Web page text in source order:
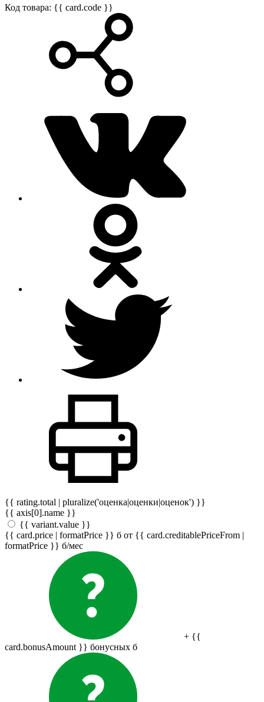
Код товара: {{ card.code }}
{{ rating.total | pluralize('оценка|оценки|оценок') }}
{{ axis[0].name }}
{{ variant.value }}
{{ card.price | formatPrice }} б от {{ card.creditablePriceFrom |
formatPrice }} б/мес
+ {{
card.bonusAmount }} бонусных б